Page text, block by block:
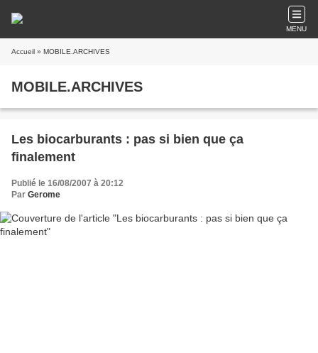
MENU
Accueil » MOBILE.ARCHIVES
MOBILE.ARCHIVES
Les biocarburants : pas si bien que ça
finalement
Publié le 16/08/2007 à 20:12
Par Gerome